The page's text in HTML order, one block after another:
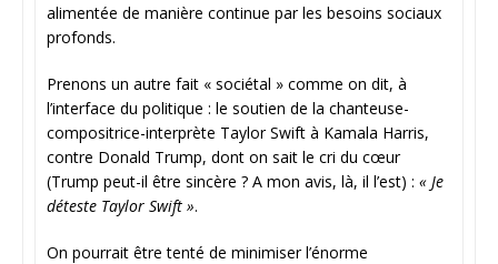
alimentée de manière continue par les besoins sociaux
profonds.
Prenons un autre fait « sociétal » comme on dit, à
l’interface du politique : le soutien de la chanteuse-
compositrice-interprète Taylor Swift à Kamala Harris,
contre Donald Trump, dont on sait le cri du cœur
(Trump peut-il être sincère ? A mon avis, là, il l’est) : « Je
déteste Taylor Swift ».
On pourrait être tenté de minimiser l’énorme